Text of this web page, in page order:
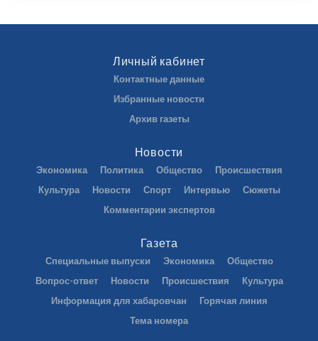
Личный кабинет
Контактные данные
Избранные новости
Архив газеты
Новости
Экономика Политика Общество
Происшествия
Культура
Новости Спорт Интервью
Сюжеты
Комментарии экспертов
Газета
Специальные выпуски Экономика
Общество
Вопрос-ответ
Новости Происшествия
Культура
Информация для хабаровчан
Горячая линия
Тема номера